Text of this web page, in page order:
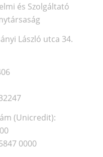
és Szolgáltató
László utca 34.
(Unicredit):
0000